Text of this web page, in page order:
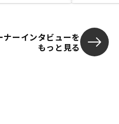
ナーインタビューを
もっと見る